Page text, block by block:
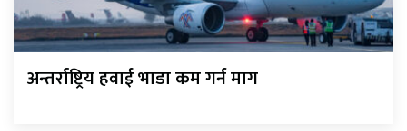
अन्तर्राष्ट्रिय हवाई भाडा कम गर्न माग